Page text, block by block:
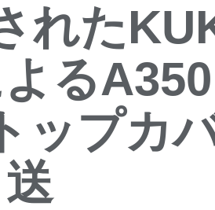
れた
る
ップカ
送